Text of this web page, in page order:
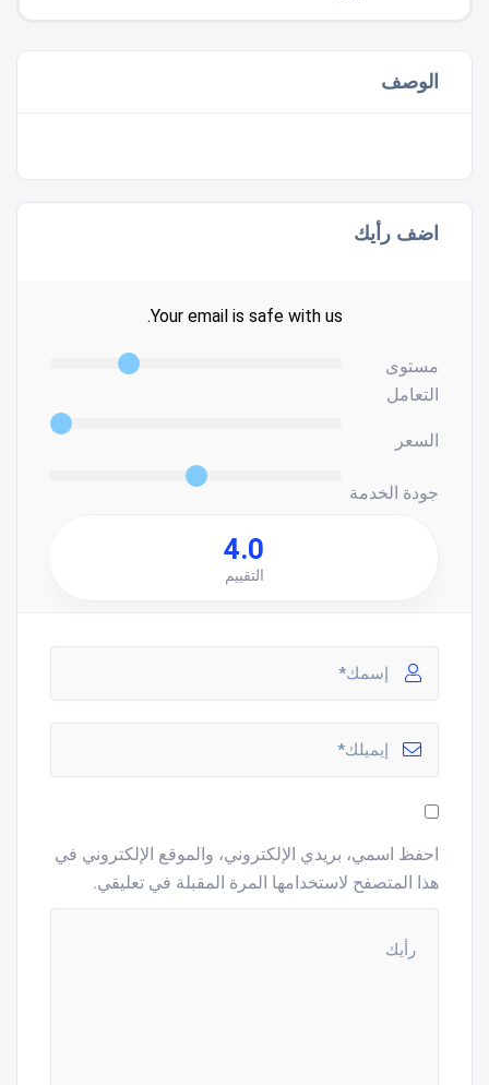
الوصف
اضف رأيك
Your email is safe with us.
مستوى
التعامل
السعر
جودة الخدمة
4.0
التقييم
احفظ اسمي، بريدي الإلكتروني، والموقع الإلكتروني في
هذا المتصفح لاستخدامها المرة المقبلة في تعليقي.